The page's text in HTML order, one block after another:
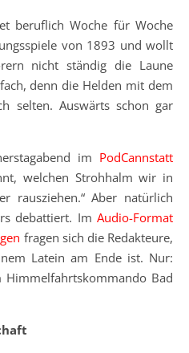
von 1893 und wollt
nicht ständig die Laune
denn die Helden mit dem
selten. Auswärts schon gar
im PodCannstatt
welchen Strohhalm wir in
rausziehen.“ Aber natürlich
debattiert. Im Audio-Format
fragen sich die Redakteure,
Latein am Ende ist. Nur:
Bad